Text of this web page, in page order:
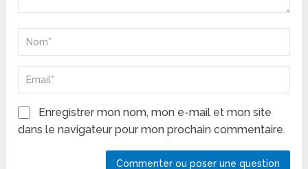
Enregistrer mon nom, mon e-mail et mon site
dans le navigateur pour mon prochain commentaire.